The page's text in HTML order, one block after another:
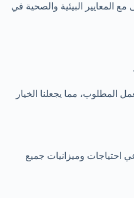
المعايير البيئية والصحية في
مما يجعلنا الخيار
وميزانيات جميع